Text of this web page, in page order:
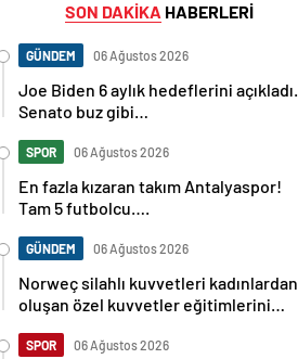
SON DAKİKA HABERLERİ
GÜNDEM 06 Ağustos 2026
Joe Biden 6 aylık hedeflerini açıkladı.
Senato buz gibi…
SPOR 06 Ağustos 2026
En fazla kızaran takım Antalyaspor!
Tam 5 futbolcu….
GÜNDEM 06 Ağustos 2026
Norweç silahlı kuvvetleri kadınlardan
oluşan özel kuvvetler eğitimlerini
SPOR 06 Ağustos 2026